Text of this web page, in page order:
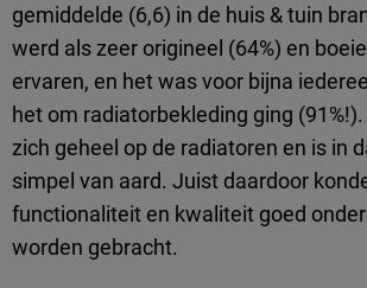
gemiddelde (6,6) in de huis & tuin
werd als zeer origineel (64%) en
ervaren, en het was voor bijna
het om radiatorbekleding ging
zich geheel op de radiatoren en is in
simpel van aard. Juist daardoor
functionaliteit en kwaliteit goed
worden gebracht.